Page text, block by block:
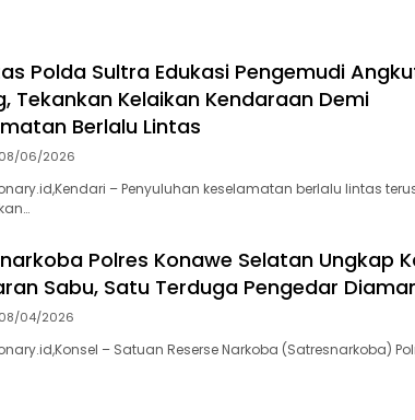
Polda Sultra Edukasi Pengemudi
Tekankan Kelaikan Kendaraan Demi
Berlalu Lintas
08/06/2026
– Penyuluhan keselamatan berlalu lintas
Polres Konawe Selatan Ungkap
Sabu, Satu Terduga Pengedar
08/04/2026
– Satuan Reserse Narkoba (Satresnarkoba)